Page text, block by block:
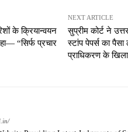
के क्रियान्वयन
“सिर्फ प्रचार
NEXT ARTICLE
सुप्रीम कोर्ट ने
स्टांप पेपर्स का पैसा
प्राधिकरण के